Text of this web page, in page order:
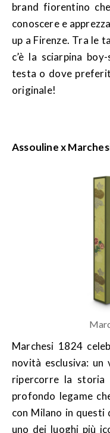
brand fiorentino
conoscere e
up a Firenze. Tra le
c’è la sciarpina
testa o dove
originale!
Assouline x
Marchesi 1824
novità esclusiva: un
ripercorre la storia
profondo legame
con Milano in questi
uno dei luoghi più